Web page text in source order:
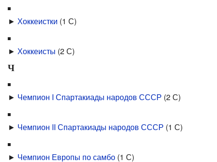
► Хоккеистки (1 С)
► Хоккеисты (2 С)
Ч
► Чемпион I Спартакиады народов СССР (2 С)
► Чемпион II Спартакиады народов СССР (1 С)
► Чемпион Европы по самбо (1 С)